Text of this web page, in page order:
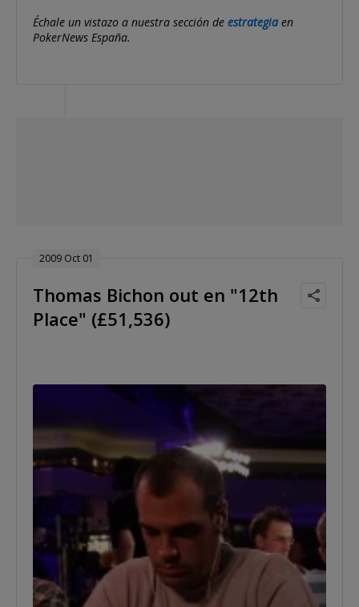
Échale un vistazo a nuestra sección de estrategia en
PokerNews España.
2009 Oct 01
Thomas Bichon out en "12th
Place" (£51,536)